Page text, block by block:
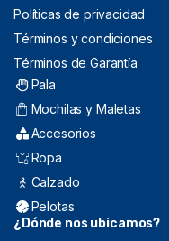
Políticas de privacidad
Términos y condiciones
Términos de Garantía
Pala
Mochilas y Maletas
Accesorios
Ropa
Calzado
Pelotas
¿Dónde nos ubicamos?